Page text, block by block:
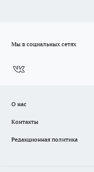
Мы в социальных сетях
О нас
Контакты
Редакционная политика